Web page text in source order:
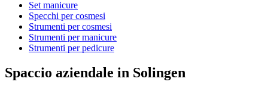
Set manicure
Specchi per cosmesi
Strumenti per cosmesi
Strumenti per manicure
Strumenti per pedicure
Spaccio aziendale in Solingen